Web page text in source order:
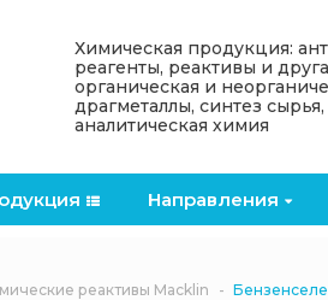
Направления
Антипирены
антипирены
Химическая продукция:
реагенты, реактивы и
органическая и
драгметаллы, синтез сырья,
аналитическая химия
реактивы Macklin